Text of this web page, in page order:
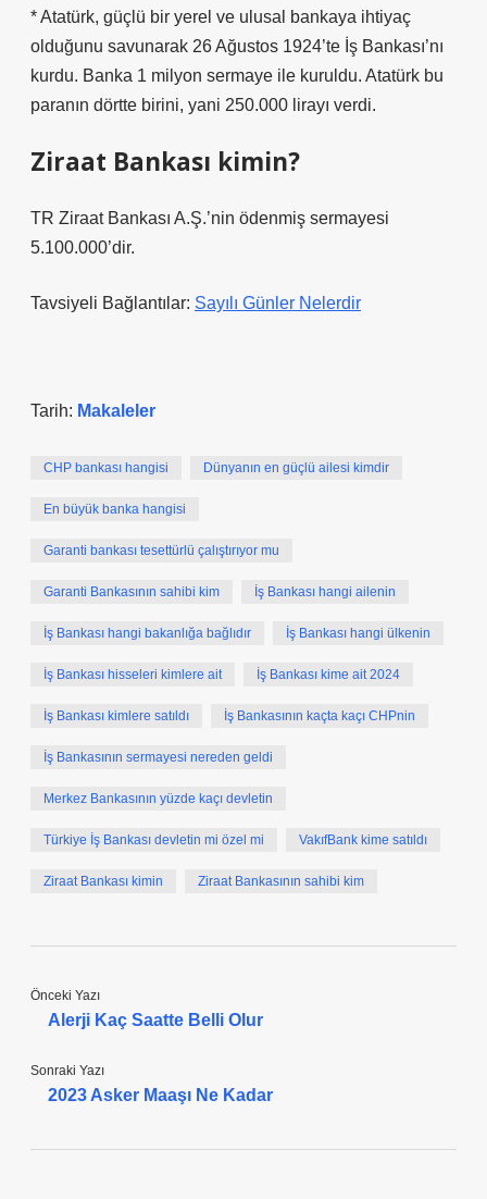
* Atatürk, güçlü bir yerel ve ulusal bankaya ihtiyaç
olduğunu savunarak 26 Ağustos 1924’te İş Bankası’nı
kurdu. Banka 1 milyon sermaye ile kuruldu. Atatürk bu
paranın dörtte birini, yani 250.000 lirayı verdi.
Ziraat Bankası kimin?
TR Ziraat Bankası A.Ş.’nin ödenmiş sermayesi
5.100.000’dir.
Tavsiyeli Bağlantılar: Sayılı Günler Nelerdir
Tarih: Makaleler
CHP bankası hangisi Dünyanın en güçlü ailesi kimdir
En büyük banka hangisi
Garanti bankası tesettürlü çalıştırıyor mu
Garanti Bankasının sahibi kim İş Bankası hangi ailenin
İş Bankası hangi bakanlığa bağlıdır İş Bankası hangi ülkenin
İş Bankası hisseleri kimlere ait İş Bankası kime ait 2024
İş Bankası kimlere satıldı İş Bankasının kaçta kaçı CHPnin
İş Bankasının sermayesi nereden geldi
Merkez Bankasının yüzde kaçı devletin
Türkiye İş Bankası devletin mi özel mi VakıfBank kime satıldı
Ziraat Bankası kimin Ziraat Bankasının sahibi kim
Önceki Yazı
Alerji Kaç Saatte Belli Olur
Sonraki Yazı
2023 Asker Maaşı Ne Kadar